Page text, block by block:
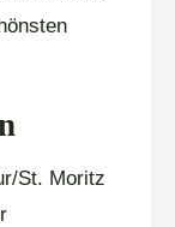
St. Moritz